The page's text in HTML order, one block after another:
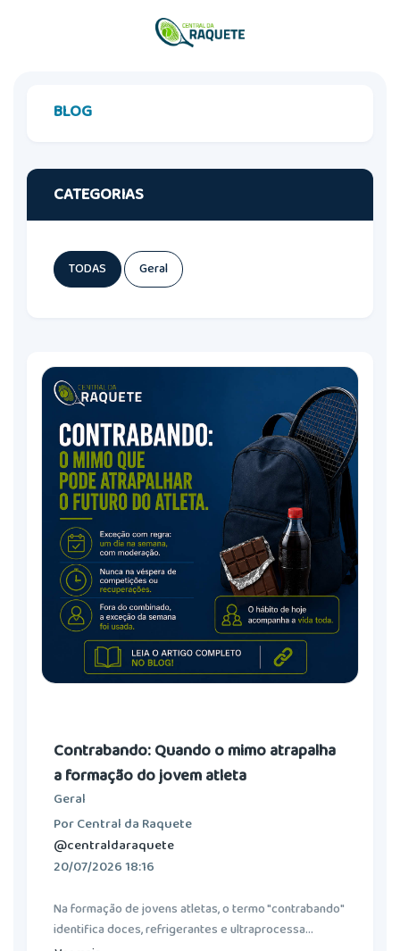
BLOG
CATEGORIAS
TODAS Geral
Contrabando: Quando o mimo atrapalha
a formação do jovem atleta
Geral
Por Central da Raquete
@centraldaraquete
20/07/2026 18:16
Na formação de jovens atletas, o termo "contrabando"
identifica doces, refrigerantes e ultraprocessa...